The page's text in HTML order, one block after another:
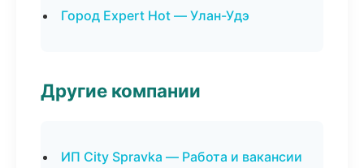
Город Expert Hot — Улан-Удэ
Другие компании
ИП City Spravka — Работа и вакансии